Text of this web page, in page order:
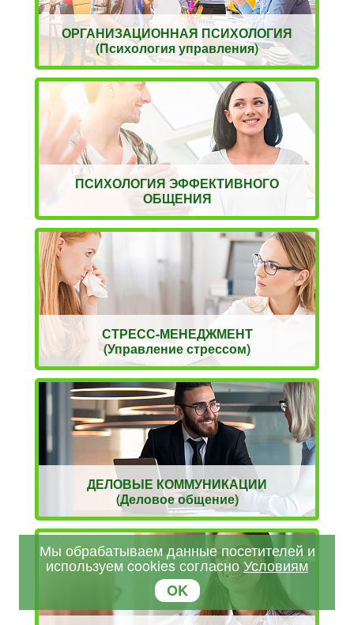
ОРГАНИЗАЦИОННАЯ ПСИХОЛОГИЯ
(Психология управления)
ПСИХОЛОГИЯ ЭФФЕКТИВНОГО
ОБЩЕНИЯ
СТРЕСС-МЕНЕДЖМЕНТ
(Управление стрессом)
ДЕЛОВЫЕ КОММУНИКАЦИИ
(Деловое общение)
Мы обрабатываем данные посетителей и
используем cookies согласноУсловиям
OK